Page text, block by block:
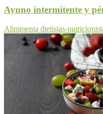
Ayuno intermitente y
Alimmenta dietistas-